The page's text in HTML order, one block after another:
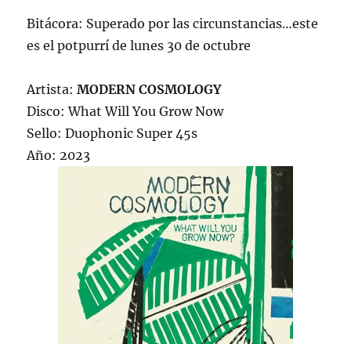
U.
de
Bitácora: Superado por las circunstancias…este
es el potpurrí de lunes 30 de octubre
Artista:MODERN COSMOLOGY
Disco: What Will You Grow Now
Sello: Duophonic Super 45s
Año: 2023